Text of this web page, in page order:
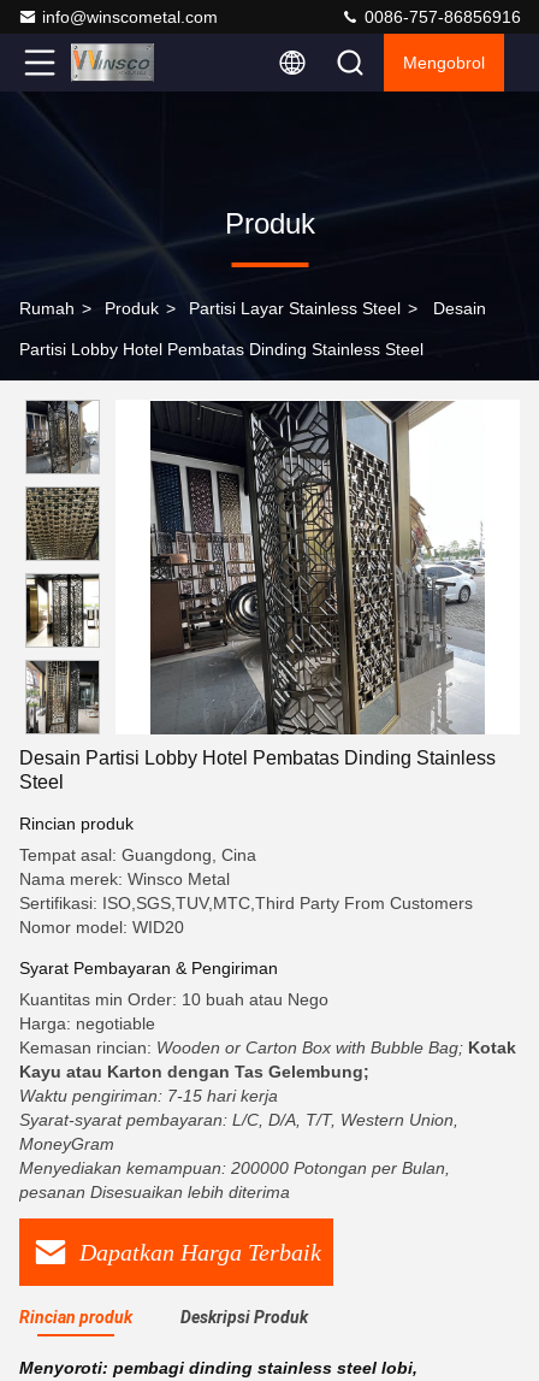
info@winscometal.com 0086-757-86856916
Mengobrol
Produk
Rumah > Produk > Partisi Layar Stainless Steel > Desain
Partisi Lobby Hotel Pembatas Dinding Stainless Steel
Desain Partisi Lobby Hotel Pembatas Dinding Stainless
Steel
Rincian produk
Tempat asal: Guangdong, Cina
Nama merek: Winsco Metal
Sertifikasi: ISO,SGS,TUV,MTC,Third Party From Customers
Nomor model: WID20
Syarat Pembayaran & Pengiriman
Kuantitas min Order: 10 buah atau Nego
Harga: negotiable
Kemasan rincian: Wooden or Carton Box with Bubble Bag; Kotak
Kayu atau Karton dengan Tas Gelembung;
Waktu pengiriman: 7-15 hari kerja
Syarat-syarat pembayaran: L/C, D/A, T/T, Western Union,
MoneyGram
Menyediakan kemampuan: 200000 Potongan per Bulan,
pesanan Disesuaikan lebih diterima
Dapatkan Harga Terbaik
Rincian produk Deskripsi Produk
Menyoroti: pembagi dinding stainless steel lobi,